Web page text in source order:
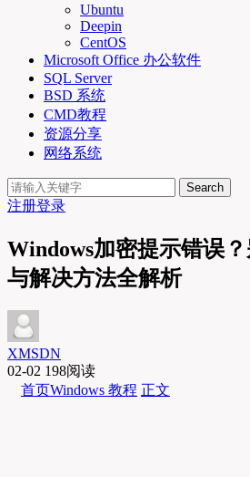
Ubuntu
Deepin
CentOS
Microsoft Office 办公软件
SQL Server
BSD 系统
CMD教程
资源分享
网络系统
Search
注册登录
Windows加密提示错误
与解决方法全解析
XMSDN
02-02 198阅读
首页Windows 教程 正文